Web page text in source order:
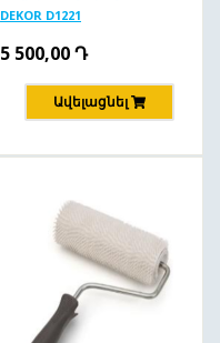
DEKOR D1221
5 500,00Դ
Ավելացնել